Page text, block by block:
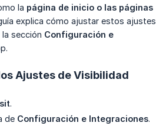
la página de inicio o las páginas
explica cómo ajustar estos ajustes
sección Configuración e
Ajustes de Visibilidad
.
de Configuración e Integraciones.